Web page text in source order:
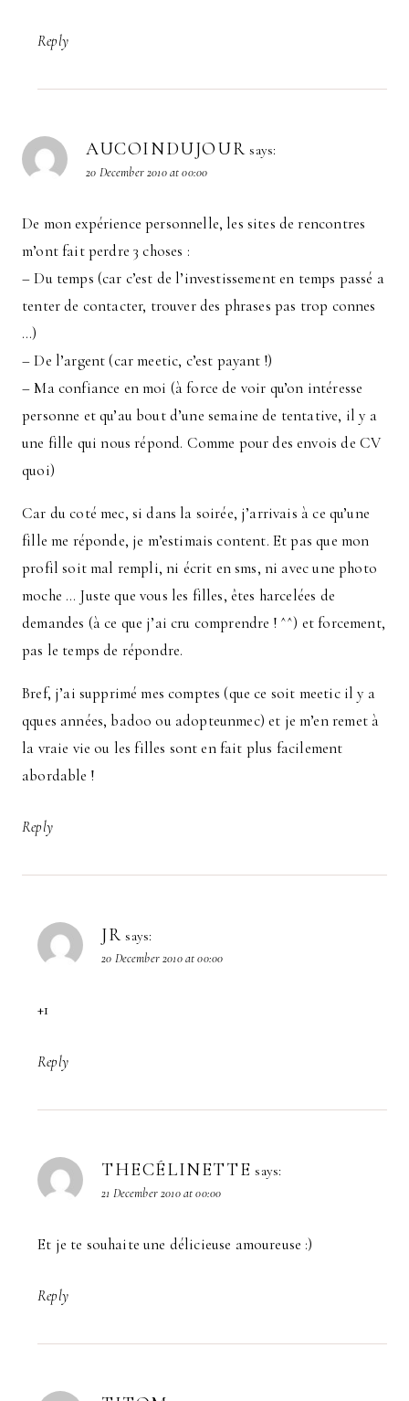
Reply
AUCOINDUJOUR says:
20 December 2010 at 00:00
De mon expérience personnelle, les sites de rencontres
m’ont fait perdre 3 choses :
– Du temps (car c’est de l’investissement en temps passé a
tenter de contacter, trouver des phrases pas trop connes
…)
– De l’argent (car meetic, c’est payant !)
– Ma confiance en moi (à force de voir qu’on intéresse
personne et qu’au bout d’une semaine de tentative, il y a
une fille qui nous répond. Comme pour des envois de CV
quoi)
Car du coté mec, si dans la soirée, j’arrivais à ce qu’une
fille me réponde, je m’estimais content. Et pas que mon
profil soit mal rempli, ni écrit en sms, ni avec une photo
moche … Juste que vous les filles, êtes harcelées de
demandes (à ce que j’ai cru comprendre ! ^^) et forcement,
pas le temps de répondre.
Bref, j’ai supprimé mes comptes (que ce soit meetic il y a
qques années, badoo ou adopteunmec) et je m’en remet à
la vraie vie ou les filles sont en fait plus facilement
abordable !
Reply
JR says:
20 December 2010 at 00:00
+1
Reply
THECÉLINETTE says:
21 December 2010 at 00:00
Et je te souhaite une délicieuse amoureuse :)
Reply